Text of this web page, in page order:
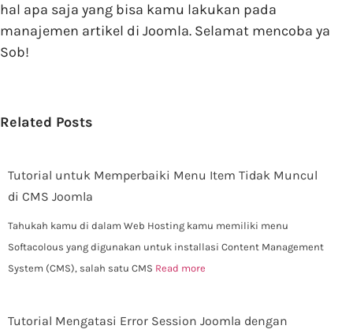
hal apa saja yang bisa kamu lakukan pada
manajemen artikel di Joomla. Selamat mencoba ya
Sob!
Related Posts
Tutorial untuk Memperbaiki Menu Item Tidak Muncul
di CMS Joomla
Tahukah kamu di dalam Web Hosting kamu memiliki menu
Softacolous yang digunakan untuk installasi Content Management
System (CMS), salah satu CMS Read more
Tutorial Mengatasi Error Session Joomla dengan